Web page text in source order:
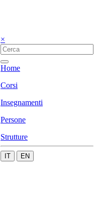
×
Home
Corsi
Insegnamenti
Persone
Strutture
IT EN